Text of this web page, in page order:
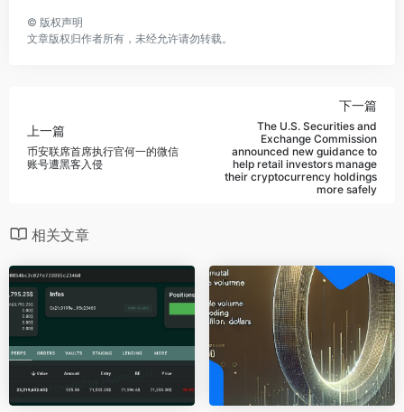
© 版权声明
文章版权归作者所有，未经允许请勿转载。
上一篇
币安联席首席执行官何一的微信
账号遭黑客入侵
下一篇
The U.S. Securities and
Exchange Commission
announced new guidance to
help retail investors manage
their cryptocurrency holdings
more safely
相关文章